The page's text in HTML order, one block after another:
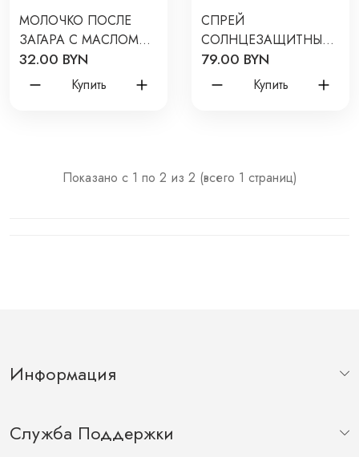
МОЛОЧКО ПОСЛЕ
ЗАГАРА С МАСЛОМ
ШИ 150 МЛ CHICCO
BABY MOMENTS SUN
32.00 BYN
Купить
СПРЕЙ
СОЛНЦЕЗАЩИТНЫЙ
BABY MOMENTS SUN
SPF50+ 150 МЛ
79.00 BYN
Купить
Показано с 1 по 2 из 2 (всего 1 страниц)
Информация
Служба Поддержки